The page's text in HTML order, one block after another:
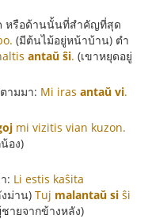
หรือด้านนั้นที่สำคัญที่สุด
(มีต้นไม้อยู่หน้าบ้าน) ตำ
antaŭ ŝi. (เขาหยุดอยู่
ามมา: Mi iras antaŭ vi.
mi vizitis vian kuzon.
อง)
: Li estis kaŝita
ม่าน) Tuj malantaŭ si ŝi
ชายจากข้างหลัง)